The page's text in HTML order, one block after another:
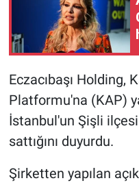
Eczacıbaşı Holding,
Platformu'na (KAP)
İstanbul'un Şişli
sattığını duyurdu.
Şirketten yapılan
Gündem Özel
Haber
İlan
Kimdir